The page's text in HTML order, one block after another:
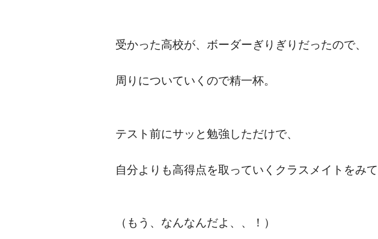
受かった高校が、ボーダーぎりぎりだったので、
周りについていくので精一杯。
テスト前にサッと勉強しただけで、
自分よりも高得点を取っていくクラスメイトをみて
（もう、なんなんだよ、、！）